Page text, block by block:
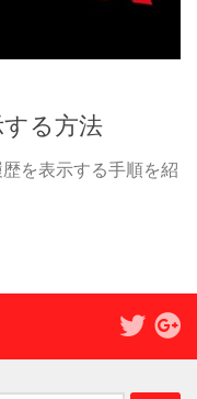
する方法
を表示する手順を紹